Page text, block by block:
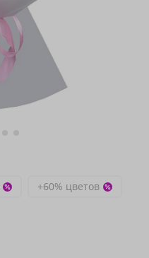
+60% цветов